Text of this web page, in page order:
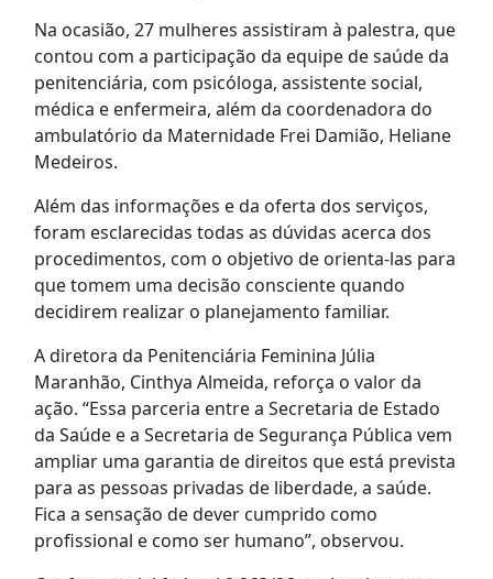
Na ocasião, 27 mulheres assistiram à palestra, que
contou com a participação da equipe de saúde da
penitenciária, com psicóloga, assistente social,
médica e enfermeira, além da coordenadora do
ambulatório da Maternidade Frei Damião, Heliane
Medeiros.
Além das informações e da oferta dos serviços,
foram esclarecidas todas as dúvidas acerca dos
procedimentos, com o objetivo de orienta-las para
que tomem uma decisão consciente quando
decidirem realizar o planejamento familiar.
A diretora da Penitenciária Feminina Júlia
Maranhão, Cinthya Almeida, reforça o valor da
ação. “Essa parceria entre a Secretaria de Estado
da Saúde e a Secretaria de Segurança Pública vem
ampliar uma garantia de direitos que está prevista
para as pessoas privadas de liberdade, a saúde.
Fica a sensação de dever cumprido como
profissional e como ser humano”, observou.